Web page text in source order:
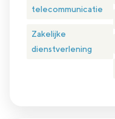
telecommunicatie
Zakelijke
dienstverlening